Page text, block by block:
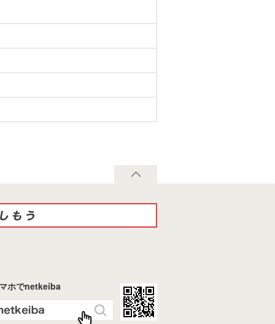
ホでnetkeiba